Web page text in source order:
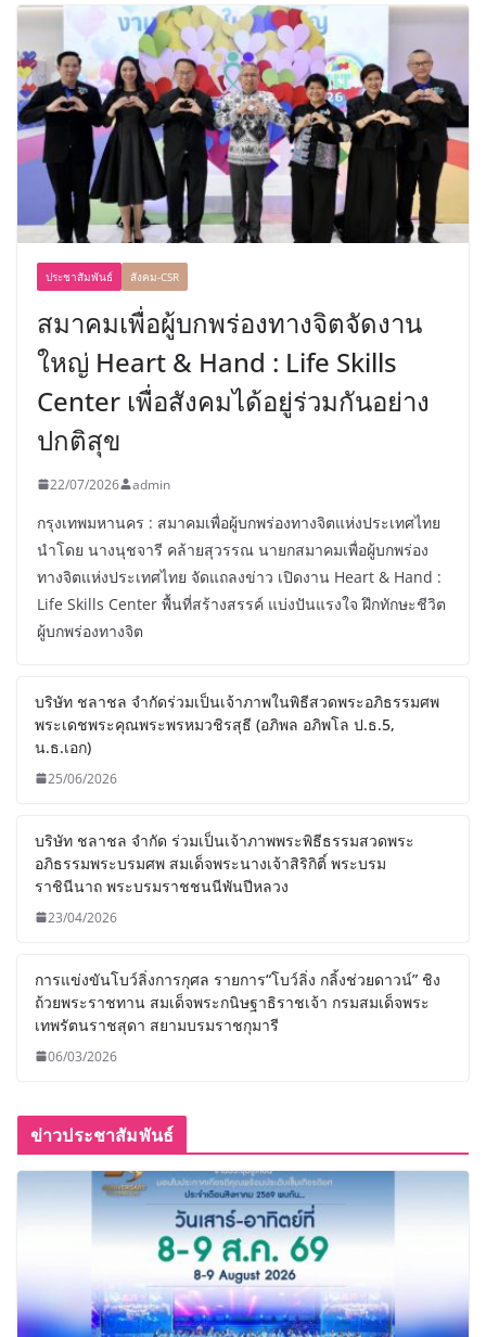
ประชาสัมพันธ์ สังคม-CSR
สมาคมเพื่อผู้บกพร่องทางจิตจัดงาน
ใหญ่ Heart & Hand : Life Skills
Center เพื่อสังคมได้อยู่ร่วมกันอย่าง
ปกติสุข
22/07/2026 admin
กรุงเทพมหานคร : สมาคมเพื่อผู้บกพร่องทางจิตแห่งประเทศไทย
นำโดย นางนุชจารี คล้ายสุวรรณ นายกสมาคมเพื่อผู้บกพร่อง
ทางจิตแห่งประเทศไทย จัดแถลงข่าว เปิดงาน Heart & Hand :
Life Skills Center พื้นที่สร้างสรรค์ แบ่งปันแรงใจ ฝึกทักษะชีวิต
ผู้บกพร่องทางจิต
บริษัท ชลาชล จำกัดร่วมเป็นเจ้าภาพในพิธีสวดพระอภิธรรมศพ
พระเดชพระคุณพระพรหมวชิรสุธี (อภิพล อภิพโล ป.ธ.5,
น.ธ.เอก)
25/06/2026
บริษัท ชลาชล จำกัด ร่วมเป็นเจ้าภาพพระพิธีธรรมสวดพระ
อภิธรรมพระบรมศพ สมเด็จพระนางเจ้าสิริกิติ์ พระบรม
ราชินีนาถ พระบรมราชชนนีพันปีหลวง
23/04/2026
การแข่งขันโบว์ลิ่งการกุศล รายการ“โบว์ลิ่ง กลิ้งช่วยดาวน์” ชิง
ถ้วยพระราชทาน สมเด็จพระกนิษฐาธิราชเจ้า กรมสมเด็จพระ
เทพรัตนราชสุดา สยามบรมราชกุมารี
06/03/2026
ข่าวประชาสัมพันธ์